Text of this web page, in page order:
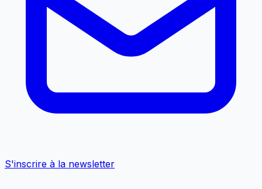
S'inscrire à la newsletter